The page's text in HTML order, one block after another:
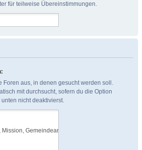
für teilweise Übereinstimmungen.
Foren aus, in denen gesucht werden soll.
mit durchsucht, sofern du die Option
unten nicht deaktivierst.